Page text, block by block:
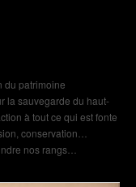
du patrimoine
la sauvegarde du haut-
à tout ce qui est fonte
conservation…
nos rangs…